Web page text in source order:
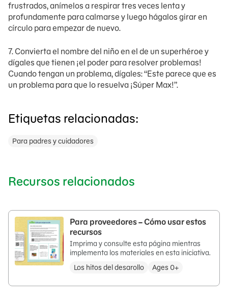
frustrados, anímelos a respirar tres veces lenta y
profundamente para calmarse y luego hágalos girar en
círculo para empezar de nuevo.
7. Convierta el nombre del niño en el de un superhéroe y
dígales que tienen ¡el poder para resolver problemas!
Cuando tengan un problema, dígales: “Este parece que es
un problema para que lo resuelva ¡Súper Max!”.
Etiquetas relacionadas:
Para padres y cuidadores
Recursos relacionados
Para proveedores – Cómo usar estos
recursos
Imprima y consulte esta página mientras
implementa los materiales en esta iniciativa.
Los hitos del desarollo
Ages 0+